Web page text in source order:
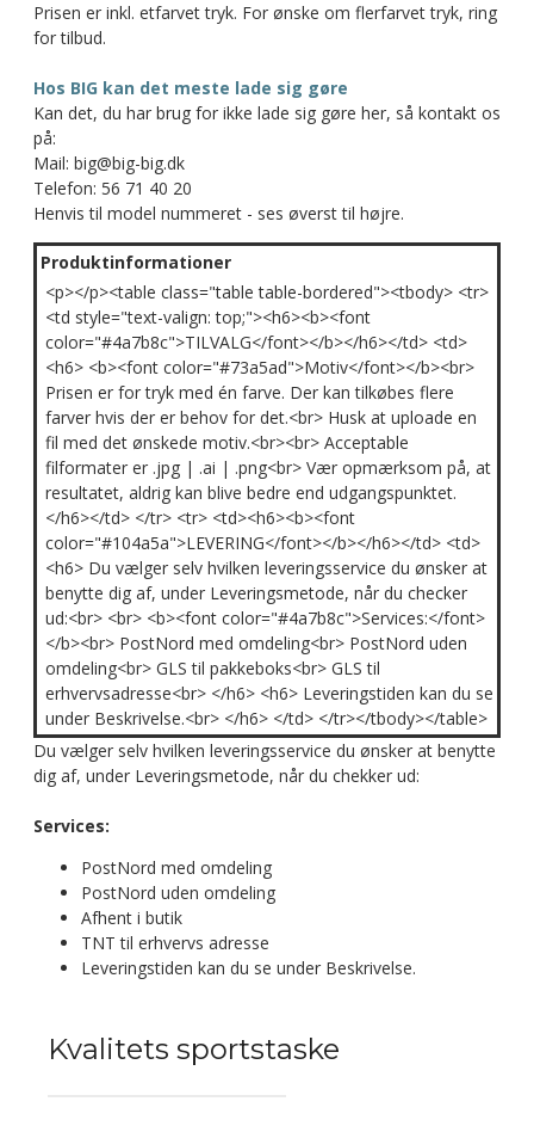
Prisen er inkl. etfarvet tryk. For ønske om flerfarvet tryk, ring
for tilbud.
Hos BIG kan det meste lade sig gøre
Kan det, du har brug for ikke lade sig gøre her, så kontakt os
på:
Mail: big@big-big.dk
Telefon: 56 71 40 20
Henvis til model nummeret - ses øverst til højre.
Produktinformationer
<p></p><table class="table table-bordered"><tbody> <tr>
<td style="text-valign: top;"><h6><b><font
color="#4a7b8c">TILVALG</font></b></h6></td> <td>
<h6> <b><font color="#73a5ad">Motiv</font></b><br>
Prisen er for tryk med én farve. Der kan tilkøbes flere
farver hvis der er behov for det.<br> Husk at uploade en
fil med det ønskede motiv.<br><br> Acceptable
filformater er .jpg | .ai | .png<br> Vær opmærksom på, at
resultatet, aldrig kan blive bedre end udgangspunktet.
</h6></td> </tr> <tr> <td><h6><b><font
color="#104a5a">LEVERING</font></b></h6></td> <td>
<h6> Du vælger selv hvilken leveringsservice du ønsker at
benytte dig af, under Leveringsmetode, når du checker
ud:<br> <br> <b><font color="#4a7b8c">Services:</font>
</b><br> PostNord med omdeling<br> PostNord uden
omdeling<br> GLS til pakkeboks<br> GLS til
erhvervsadresse<br> </h6> <h6> Leveringstiden kan du se
under Beskrivelse.<br> </h6> </td> </tr></tbody></table>
Du vælger selv hvilken leveringsservice du ønsker at benytte
dig af, under Leveringsmetode, når du chekker ud:
Services:
PostNord med omdeling
PostNord uden omdeling
Afhent i butik
TNT til erhvervs adresse
Leveringstiden kan du se under Beskrivelse.
Kvalitets sportstaske